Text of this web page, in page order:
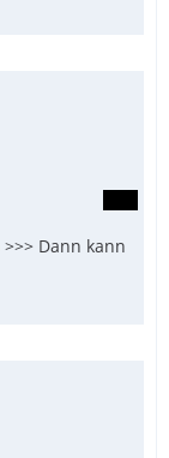
>>> Dann kann